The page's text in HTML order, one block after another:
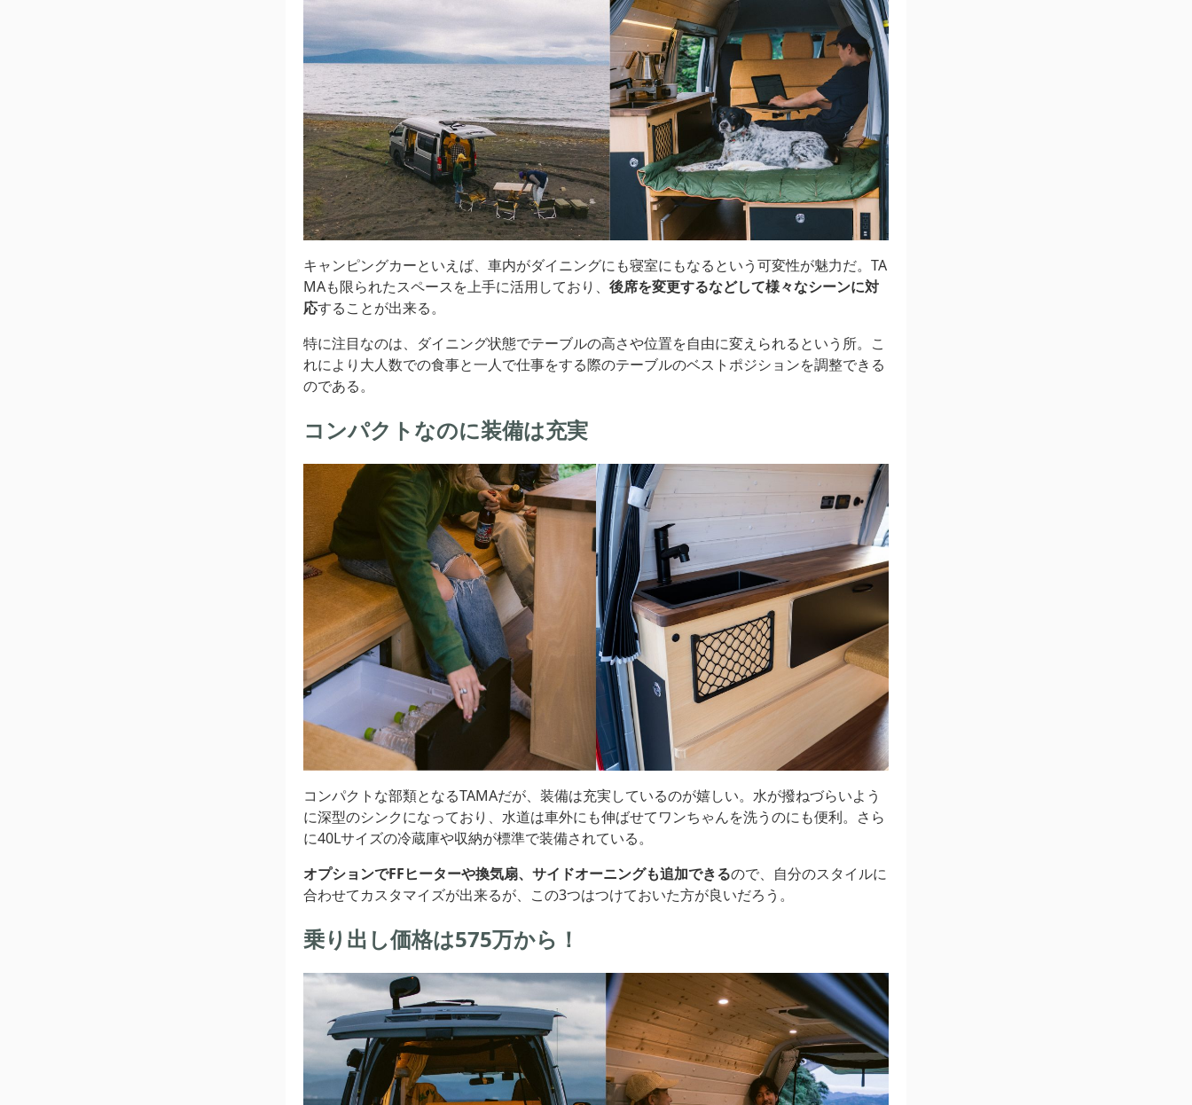
キャンピングカーといえば、車内がダイニングにも寝室にもなるという可変性が魅力だ。TA
MAも限られたスペースを上手に活用しており、 後席を変更するなどして様々なシーンに対
応することが出来る。
特に注目なのは、ダイニング状態でテーブルの高さや位置を自由に変えられるという所。こ
れにより大人数での食事と一人で仕事をする際のテーブルのベストポジションを調整できる
のである。
コンパクトなのに装備は充実
コンパクトな部類となるTAMAだが、装備は充実しているのが嬉しい。水が撥ねづらいよう
に深型のシンクになっており、水道は車外にも伸ばせてワンちゃんを洗うのにも便利。さら
に40Lサイズの冷蔵庫や収納が標準で装備されている。
オプションでFFヒーターや換気扇、サイドオーニングも追加できるので、自分のスタイルに
合わせてカスタマイズが出来るが、この3つはつけておいた方が良いだろう。
乗り出し価格は575万から！